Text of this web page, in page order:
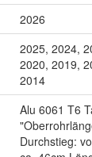
2026
2025, 2024,
2020, 2019,
2014
Alu 6061 T6
Durchstieg: